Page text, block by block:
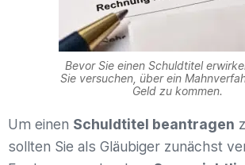
Bevor Sie einen Schuldtitel
Sie versuchen, über ein
Geld zu kommen.
Um einen Schuldtitel beantragen
sollten Sie als Gläubiger zunächst